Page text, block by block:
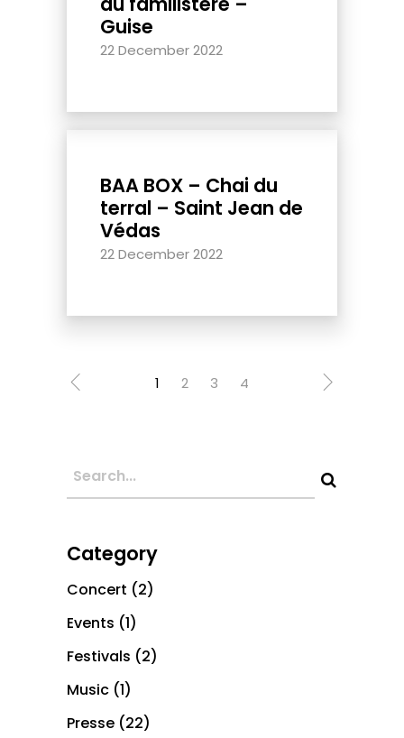
Guise
22 December 2022
BAA BOX – Chai du
terral – Saint Jean de
Védas
22 December 2022
1 2 3 4
Category
Concert (2)
Events (1)
Festivals (2)
Music (1)
Presse (22)